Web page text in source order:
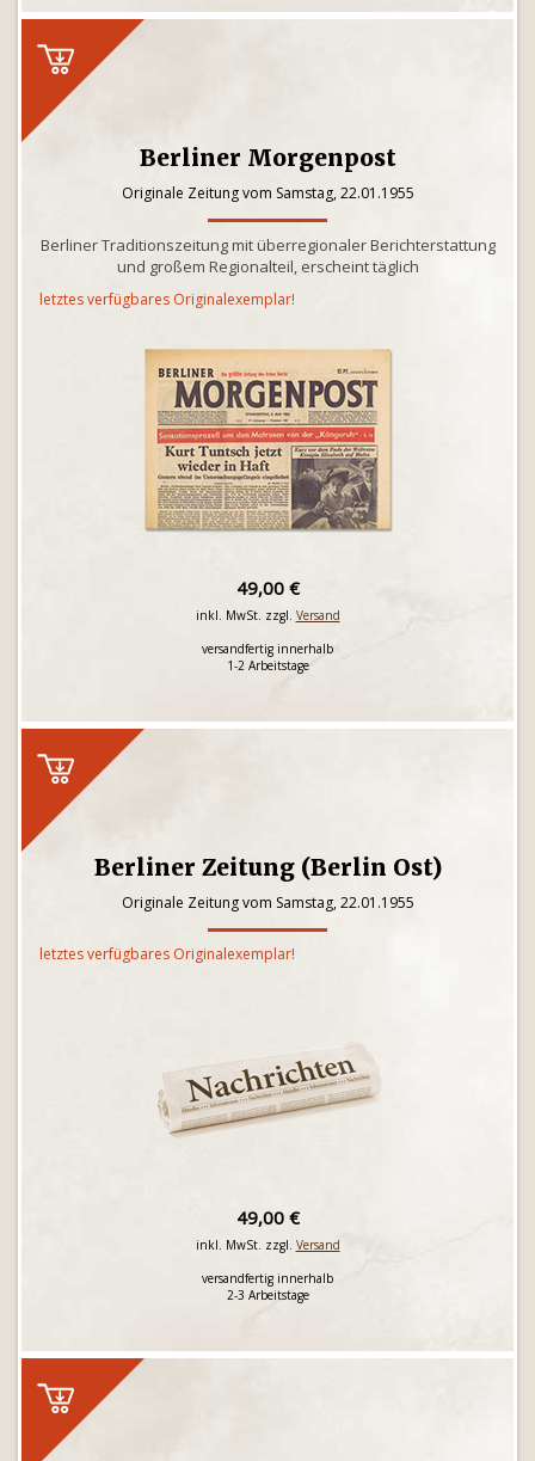
Berliner Morgenpost
Originale Zeitung vom Samstag, 22.01.1955
Berliner Traditionszeitung mit überregionaler Berichterstattung
und großem Regionalteil, erscheint täglich
letztes verfügbares Originalexemplar!
49,00 €
inkl. MwSt. zzgl. Versand
versandfertig innerhalb
1-2 Arbeitstage
Berliner Zeitung (Berlin Ost)
Originale Zeitung vom Samstag, 22.01.1955
letztes verfügbares Originalexemplar!
49,00 €
inkl. MwSt. zzgl. Versand
versandfertig innerhalb
2-3 Arbeitstage